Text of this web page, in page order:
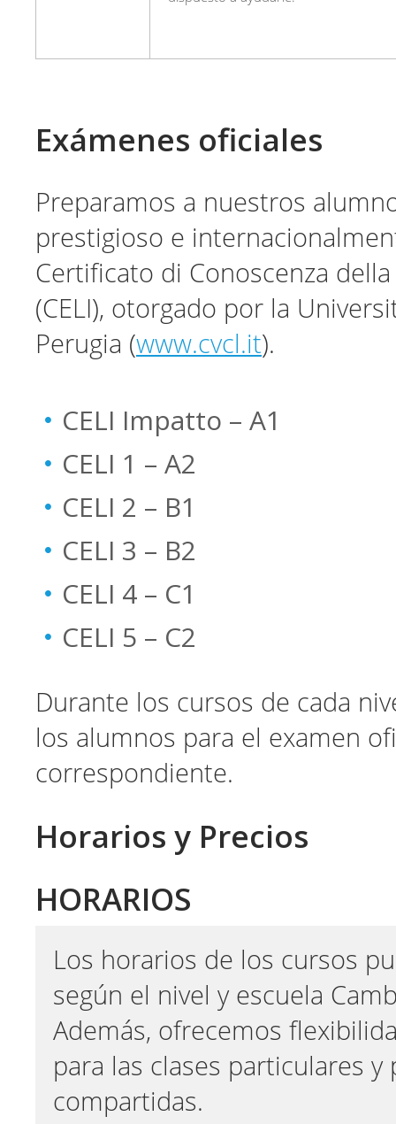
Exámenes oficiales
Preparamos a nuestros
prestigioso e
Certificato di Conoscenza
(CELI), otorgado por la
Perugia (www.cvcl.it).
CELI Impatto – A1
CELI 1 – A2
CELI 2 – B1
CELI 3 – B2
CELI 4 – C1
CELI 5 – C2
Durante los cursos de cada
los alumnos para el examen
correspondiente.
Horarios y Precios
HORARIOS
Los horarios de los cursos
según el nivel y escuela
Además, ofrecemos
para las clases particulares y
compartidas.